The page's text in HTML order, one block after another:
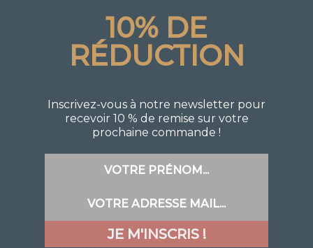
10% DE
RÉDUCTION
Inscrivez-vous à notre newsletter pour
recevoir 10 % de remise sur votre
prochaine commande !